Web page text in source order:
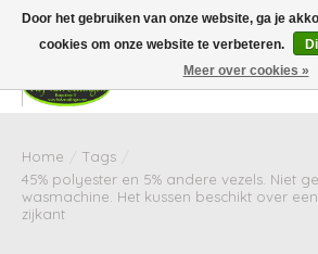
Wij zijn gesloten van 24 december tot en met 25
dat de levertijd van uw bestelling in deze periode
gebruikelijk.
Home Tags
45% polyester en 5% andere vezels. Niet
wasmachine. Het kussen beschikt over
zijkant
Door het gebruiken van onze website, ga je
cookies om onze website te verbeteren.
Meer over cookies »